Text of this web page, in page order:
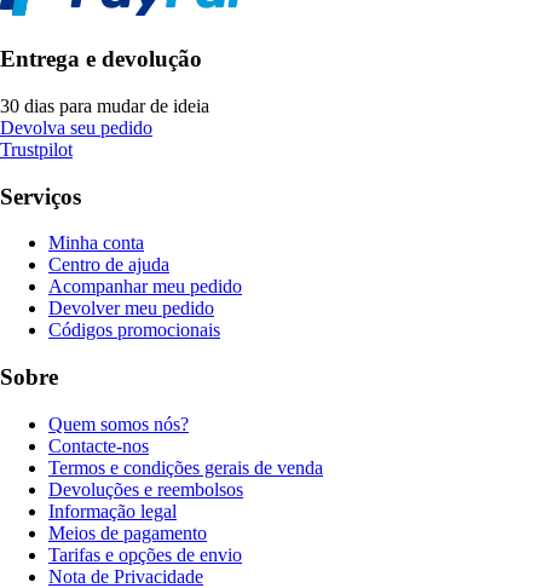
Entrega e devolução
30 dias para mudar de ideia
Devolva seu pedido
Trustpilot
Serviços
Minha conta
Centro de ajuda
Acompanhar meu pedido
Devolver meu pedido
Códigos promocionais
Sobre
Quem somos nós?
Contacte-nos
Termos e condições gerais de venda
Devoluções e reembolsos
Informação legal
Meios de pagamento
Tarifas e opções de envio
Nota de Privacidade